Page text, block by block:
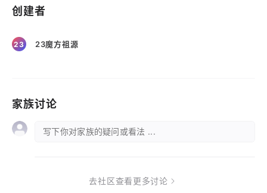
创建者
23 23魔方祖源
家族讨论
写下你对家族的疑问或看法 ...
去社区查看更多讨论